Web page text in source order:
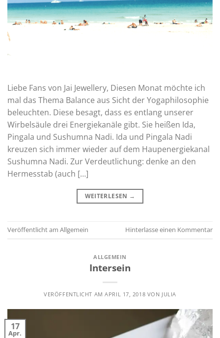
Liebe Fans von Jai Jewellery, Diesen Monat möchte ich
mal das Thema Balance aus Sicht der Yogaphilosophie
beleuchten. Diese besagt, dass es entlang unserer
Wirbelsäule drei Energiekanäle gibt. Sie heißen Ida,
Pingala und Sushumna Nadi. Ida und Pingala Nadi
kreuzen sich immer wieder auf dem Haupenergiekanal
Sushumna Nadi. Zur Verdeutlichung: denke an den
Hermesstab (auch […]
WEITERLESEN →
Veröffentlicht am Allgemein Hinterlasse einen Kommentar
ALLGEMEIN
Intersein
VERÖFFENTLICHT AMAPRIL 17, 2018 VON JULIA
17
Apr.